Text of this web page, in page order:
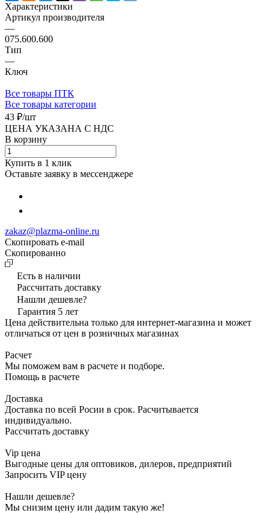
Характеристики
Артикул производителя
—
075.600.600
Тип
—
Ключ
Все товары ПТК
Все товары категории
43 ₽/шт
ЦЕНА УКАЗАНА С НДС
В корзину
Купить в 1 клик
Оставьте заявку в мессенджере
zakaz@plazma-online.ru
Скопировать e-mail
Cкопированно
Есть в наличии
Рассчитать доставку
Нашли дешевле?
Гарантия 5 лет
Цена действительна только для интернет-магазина и может
отличаться от цен в розничных магазинах
Расчет
Мы поможем вам в расчете и подборе.
Помощь в расчете
Доставка
Доставка по всей Росии в срок. Расчитывается
индивидуально.
Рассчитать доставку
Vip цена
Выгодные цены для оптовиков, дилеров, предприятий
Запросить VIP цену
Нашли дешевле?
Мы снизим цену или дадим такую же!